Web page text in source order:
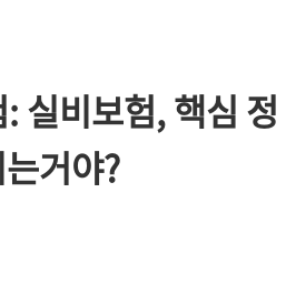
실비보험, 핵심 정
거야?